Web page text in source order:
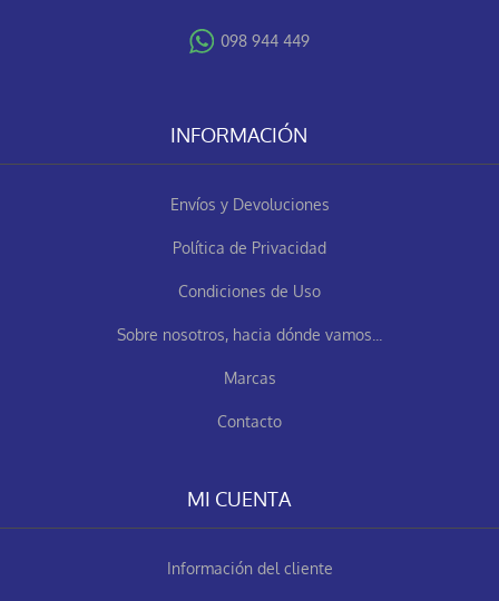
098 944 449
INFORMACIÓN
Envíos y Devoluciones
Política de Privacidad
Condiciones de Uso
Sobre nosotros, hacia dónde vamos...
Marcas
Contacto
MI CUENTA
Información del cliente